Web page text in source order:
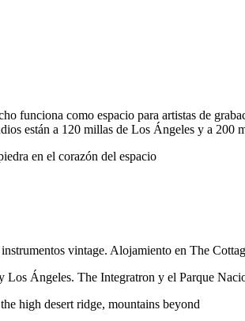
funciona como espacio para artistas de
están a 120 millas de Los Ángeles y a 200
vintage. Alojamiento en The
Ángeles. The Integratron y el Parque